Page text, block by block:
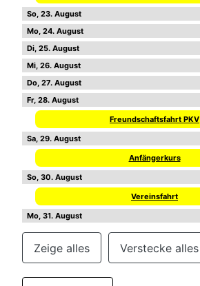
23
24
25
26
27
28
Freundschaftsfahrt PKV
29
Anfängerkurs
30
Vereinsfahrt
31
Zeige alles Verstecke alles